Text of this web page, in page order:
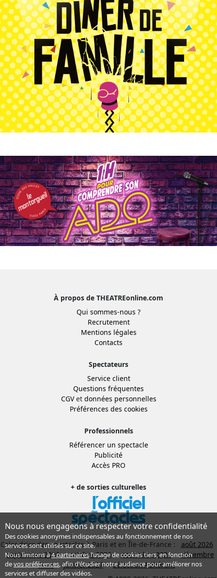
À propos de THEATREonline.com
Qui sommes-nous ?
Recrutement
Mentions légales
Contacts
Spectateurs
Service client
Questions fréquentes
CGVet données personnelles
Préférences des cookies
Professionnels
Référencer un spectacle
Publicité
Accès PRO
+ de sorties culturelles
Calendrier des spectacles à Paris et en Île-de-France :
août 2026
septembre 2026
octobre 2026 novembre 2026
décembre
2026
janvier 2027
Sélection Adhérent
Nous nous engageons à respecter votre confidentialité
Des cookies anonymes indispensables au fonctionnement de nos
services sont utilisés sur ce site.
Nous limitons à4 partenairesl’usage de cookies tiers, en fonction
devos préférences, afin d'étudier notre audience pour améliorer nos
services et diffuser des vidéos.